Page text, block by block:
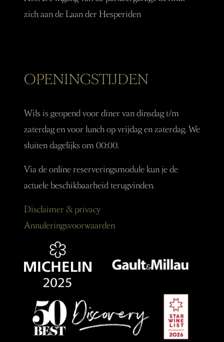
zich aan de Laan der Hesperiden
OPENINGSTIJDEN
Wils is geopend voor diner van dinsdag t/m
zaterdag en voor lunch op vrijdag en zaterdag. We
sluiten dagelijks om 00:00.
Via de online reserveringsmodule kun je de
actuele beschikbaarheid terugvinden.
Disclaimer & privacy
Annuleringsvoorwaarden